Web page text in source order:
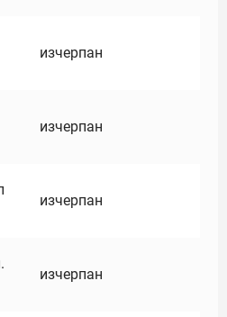
изчерпан
изчерпан
изчерпан
изчерпан